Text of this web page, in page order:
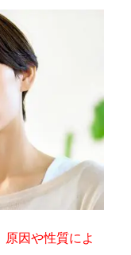
原因や性質によ